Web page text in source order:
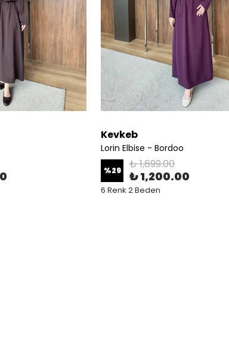
Kevkeb
Lorin Elbise - Bordoo
%29 ₺ 1,699.00
₺ 1,200.00
6 Renk 2 Beden